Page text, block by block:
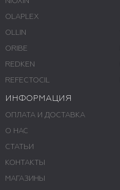
OLAPLEX
OLLIN
ORIBE
REDKEN
REFECTOCIL
ИНФОРМАЦИЯ
ОПЛАТА И ДОСТАВКА
О НАС
СТАТЬИ
КОНТАКТЫ
МАГАЗИНЫ